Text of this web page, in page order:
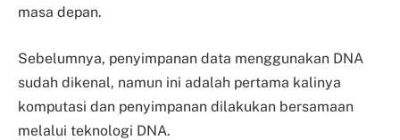
masa depan.
Sebelumnya, penyimpanan data menggunakan DNA
sudah dikenal, namun ini adalah pertama kalinya
komputasi dan penyimpanan dilakukan bersamaan
melalui teknologi DNA.